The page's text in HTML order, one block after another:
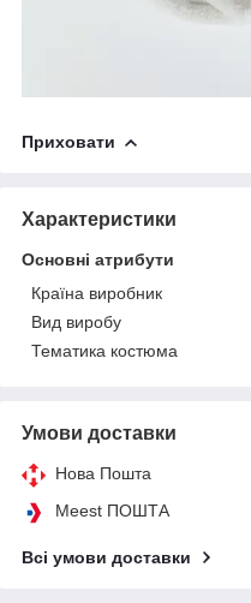
Приховати
Характеристики
Основні атрибути
Країна виробник
Вид виробу
Тематика костюма
Умови доставки
Нова Пошта
Meest ПОШТА
Всі умови доставки